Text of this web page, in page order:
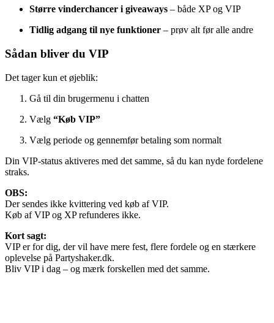
Større vinderchancer i giveaways – både XP og VIP
Tidlig adgang til nye funktioner – prøv alt før alle andre
Sådan bliver du VIP
Det tager kun et øjeblik:
Gå til din brugermenu i chatten
Vælg “Køb VIP”
Vælg periode og gennemfør betaling som normalt
Din VIP-status aktiveres med det samme, så du kan nyde fordelene
straks.
OBS:
Der sendes ikke kvittering ved køb af VIP.
Køb af VIP og XP refunderes ikke.
Kort sagt:
VIP er for dig, der vil have mere fest, flere fordele og en stærkere
oplevelse på Partyshaker.dk.
Bliv VIP i dag – og mærk forskellen med det samme.